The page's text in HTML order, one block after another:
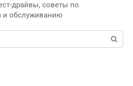
драйвы, советы по
и обслуживанию